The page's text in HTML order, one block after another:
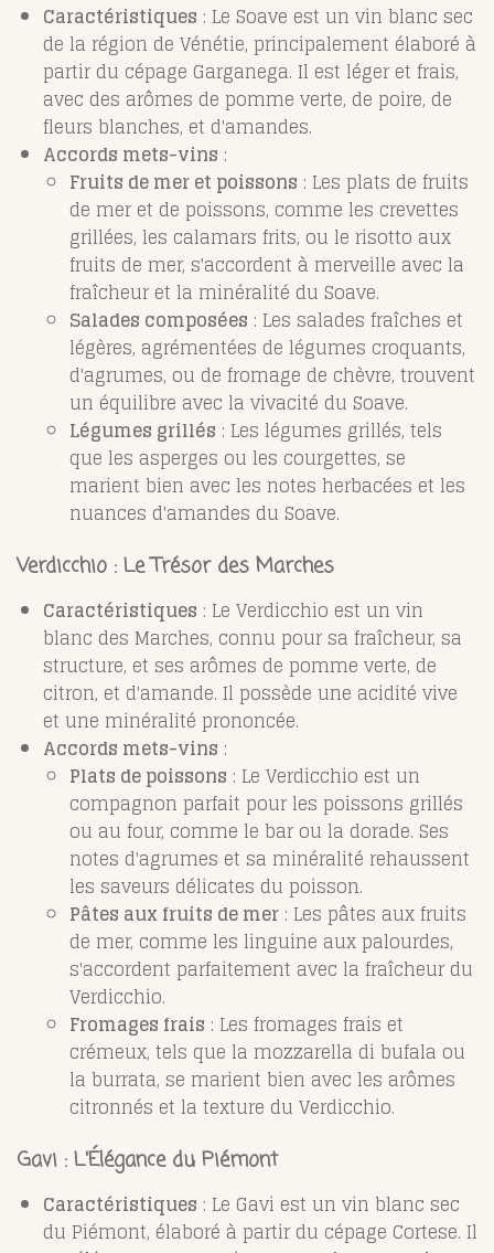
Caractéristiques : Le Soave est un vin blanc sec
de la région de Vénétie, principalement élaboré à
partir du cépage Garganega. Il est léger et frais,
avec des arômes de pomme verte, de poire, de
fleurs blanches, et d'amandes.
Accords mets-vins :
Fruits de mer et poissons : Les plats de fruits
de mer et de poissons, comme les crevettes
grillées, les calamars frits, ou le risotto aux
fruits de mer, s'accordent à merveille avec la
fraîcheur et la minéralité du Soave.
Salades composées : Les salades fraîches et
légères, agrémentées de légumes croquants,
d'agrumes, ou de fromage de chèvre, trouvent
un équilibre avec la vivacité du Soave.
Légumes grillés : Les légumes grillés, tels
que les asperges ou les courgettes, se
marient bien avec les notes herbacées et les
nuances d'amandes du Soave.
Verdicchio : Le Trésor des Marches
Caractéristiques : Le Verdicchio est un vin
blanc des Marches, connu pour sa fraîcheur, sa
structure, et ses arômes de pomme verte, de
citron, et d'amande. Il possède une acidité vive
et une minéralité prononcée.
Accords mets-vins :
Plats de poissons : Le Verdicchio est un
compagnon parfait pour les poissons grillés
ou au four, comme le bar ou la dorade. Ses
notes d'agrumes et sa minéralité rehaussent
les saveurs délicates du poisson.
Pâtes aux fruits de mer : Les pâtes aux fruits
de mer, comme les linguine aux palourdes,
s'accordent parfaitement avec la fraîcheur du
Verdicchio.
Fromages frais : Les fromages frais et
crémeux, tels que la mozzarella di bufala ou
la burrata, se marient bien avec les arômes
citronnés et la texture du Verdicchio.
Gavi : L'Élégance du Piémont
Caractéristiques : Le Gavi est un vin blanc sec
du Piémont, élaboré à partir du cépage Cortese. Il